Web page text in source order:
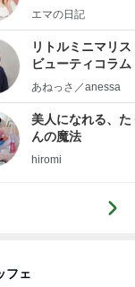
社売却セカンドラ
エマの日記
リトルミニマリス
ビューティコラ
little
あねっさ／anessa
美人になれる、た
んの魔法
hiromi
フェ